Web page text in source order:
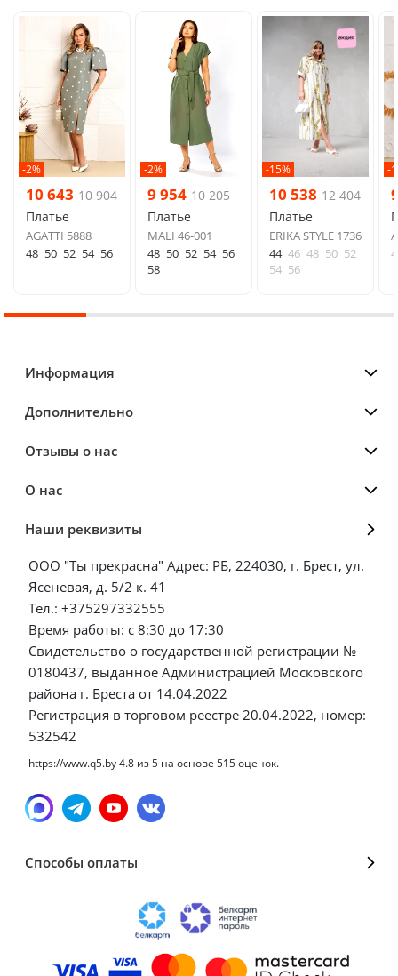
-2%
10 643 10 904
Платье
AGATTI 5888
48 50 52 54 56
-2%
9 954 10 205
Платье
MALI 46-001
48 50 52 54 56
58
-15%
10 538 12 404
Платье
ERIKA STYLE 1736
44 46 48 50 52
54 56
-
Информация
Дополнительно
Отзывы о нас
О нас
Наши реквизиты
ООО "Ты прекрасна" Адрес: РБ, 224030, г. Брест, ул.
Ясеневая, д. 5/2 к. 41
Тел.: +375297332555
Время работы: с 8:30 до 17:30
Свидетельство о государственной регистрации №
0180437, выданное Администрацией Московского
района г. Бреста от 14.04.2022
Регистрация в торговом реестре 20.04.2022, номер:
532542
https://www.q5.by4.8 из5 на основе 515оценок.
Способы оплаты